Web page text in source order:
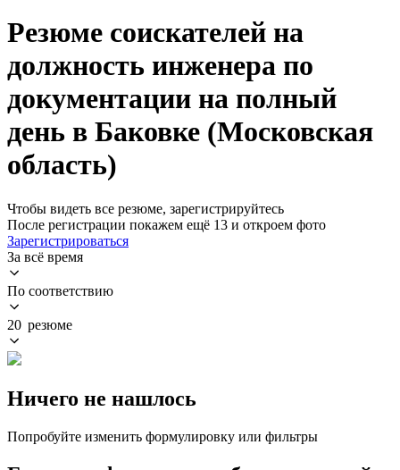
Резюме соискателей на
должность инженера по
документации на полный
день в Баковке (Московская
область)
Чтобы видеть все резюме, зарегистрируйтесь
После регистрации покажем ещё 13 и откроем фото
Зарегистрироваться
За всё время
По соответствию
20 резюме
Ничего не нашлось
Попробуйте изменить формулировку или фильтры